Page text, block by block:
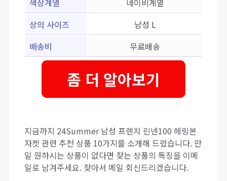
색상계열
네이비계열
상의 사이즈
남성 L
배송비
무료배송
좀 더 알아보기
지금까지 24Summer 남성 프렌치 린넨100 헤링본
자켓 관련 추천 상품 10가지를 소개해 드렸습니다. 만
일 원하시는 상품이 없다면 찾는 상품의 특징을 이메
일로 남겨주세요. 찾아서 메일 회신드리겠습니다.